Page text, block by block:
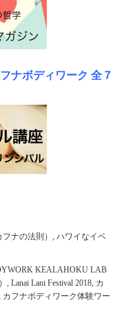
ナボディワーク 全７
ナの法則）
ハワイなイベ
KEALAHOKU LAB
Lanai Lani Festival 2018 カ
カフナボディワーク体験ワー